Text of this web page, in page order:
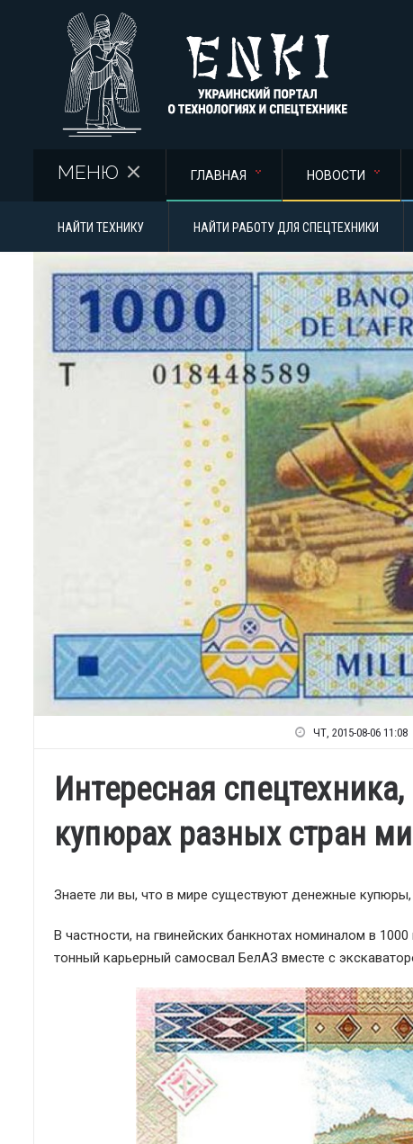
МЕНЮ ГЛАВНАЯ НОВОСТИ
НАЙТИ ТЕХНИКУ НАЙТИ РАБОТУ ДЛЯ СПЕЦТЕХНИКИ
ЧТ, 2015-08-06 11:08
Интересная
купюрах разных стран
Знаете ли вы, что в мире существуют денежные
В частности, на гвинейских банкнотах номиналом в
тонный карьерный самосвал БелАЗ вместе с